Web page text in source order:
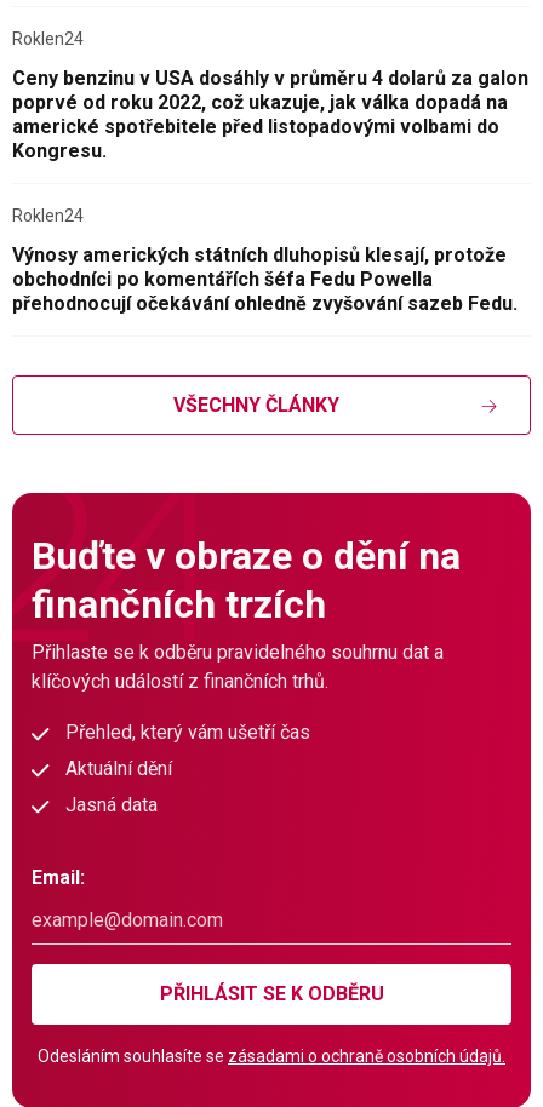
Roklen24
Ceny benzinu v USA dosáhly v průměru 4 dolarů za galon
poprvé od roku 2022, což ukazuje, jak válka dopadá na
americké spotřebitele před listopadovými volbami do
Kongresu.
Roklen24
Výnosy amerických státních dluhopisů klesají, protože
obchodníci po komentářích šéfa Fedu Powella
přehodnocují očekávání ohledně zvyšování sazeb Fedu.
VŠECHNY ČLÁNKY
Buďte v obraze o dění na
finančních trzích
Přihlaste se k odběru pravidelného souhrnu dat a
klíčových událostí z finančních trhů.
Přehled, který vám ušetří čas
Aktuální dění
Jasná data
Email:
PŘIHLÁSIT SE K ODBĚRU
Odesláním souhlasíte se zásadami o ochraně osobních údajů.